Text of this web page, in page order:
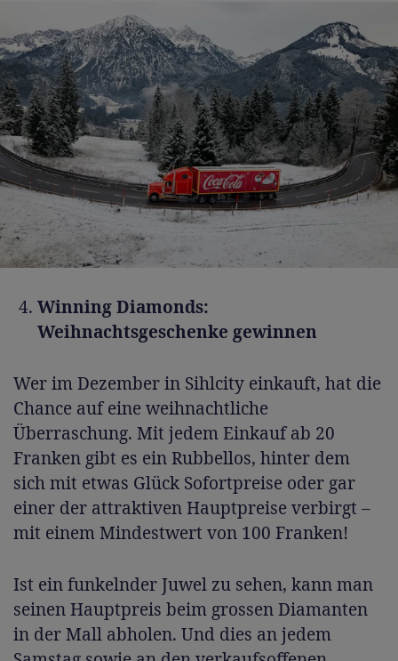
Winning Diamonds:
Weihnachtsgeschenke gewinnen
Wer im Dezember in Sihlcity einkauft, hat die
Chance auf eine weihnachtliche
Überraschung. Mit jedem Einkauf ab 20
Franken gibt es ein Rubbellos, hinter dem
sich mit etwas Glück Sofortpreise oder gar
einer der attraktiven Hauptpreise verbirgt –
mit einem Mindestwert von 100 Franken!
Ist ein funkelnder Juwel zu sehen, kann man
seinen Hauptpreis beim grossen Diamanten
in der Mall abholen. Und dies an jedem